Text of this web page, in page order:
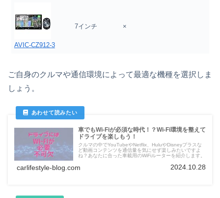
AVIC-CZ912-3
7インチ ×
ご自身のクルマや通信環境によって最適な機種を選択しま
しょう。
車でもWi-Fiが必須な時代！？Wi-Fi環境を整えて
ドライブを楽しもう！
クルマの中でYouTubeやNetflix、HuluやDisneyプラスな
ど動画コンテンツを通信量を気にせず楽しみたいですよ
ね？あなたに合った車載用のWiFiルーターを紹介します。
carlifestyle-blog.com 2024.10.28